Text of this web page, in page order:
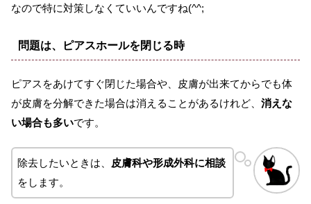
なので特に対策しなくていいんですね(^^;
問題は、 ピアスホールを閉じる時
ピアスをあけてすぐ閉じた場合や、皮膚が出来てからでも体
が皮膚を分解できた場合は消えることがあるけれど、 消えな
い場合も多いです。
除去したいときは、
皮膚科や形成外科に相談
をします。